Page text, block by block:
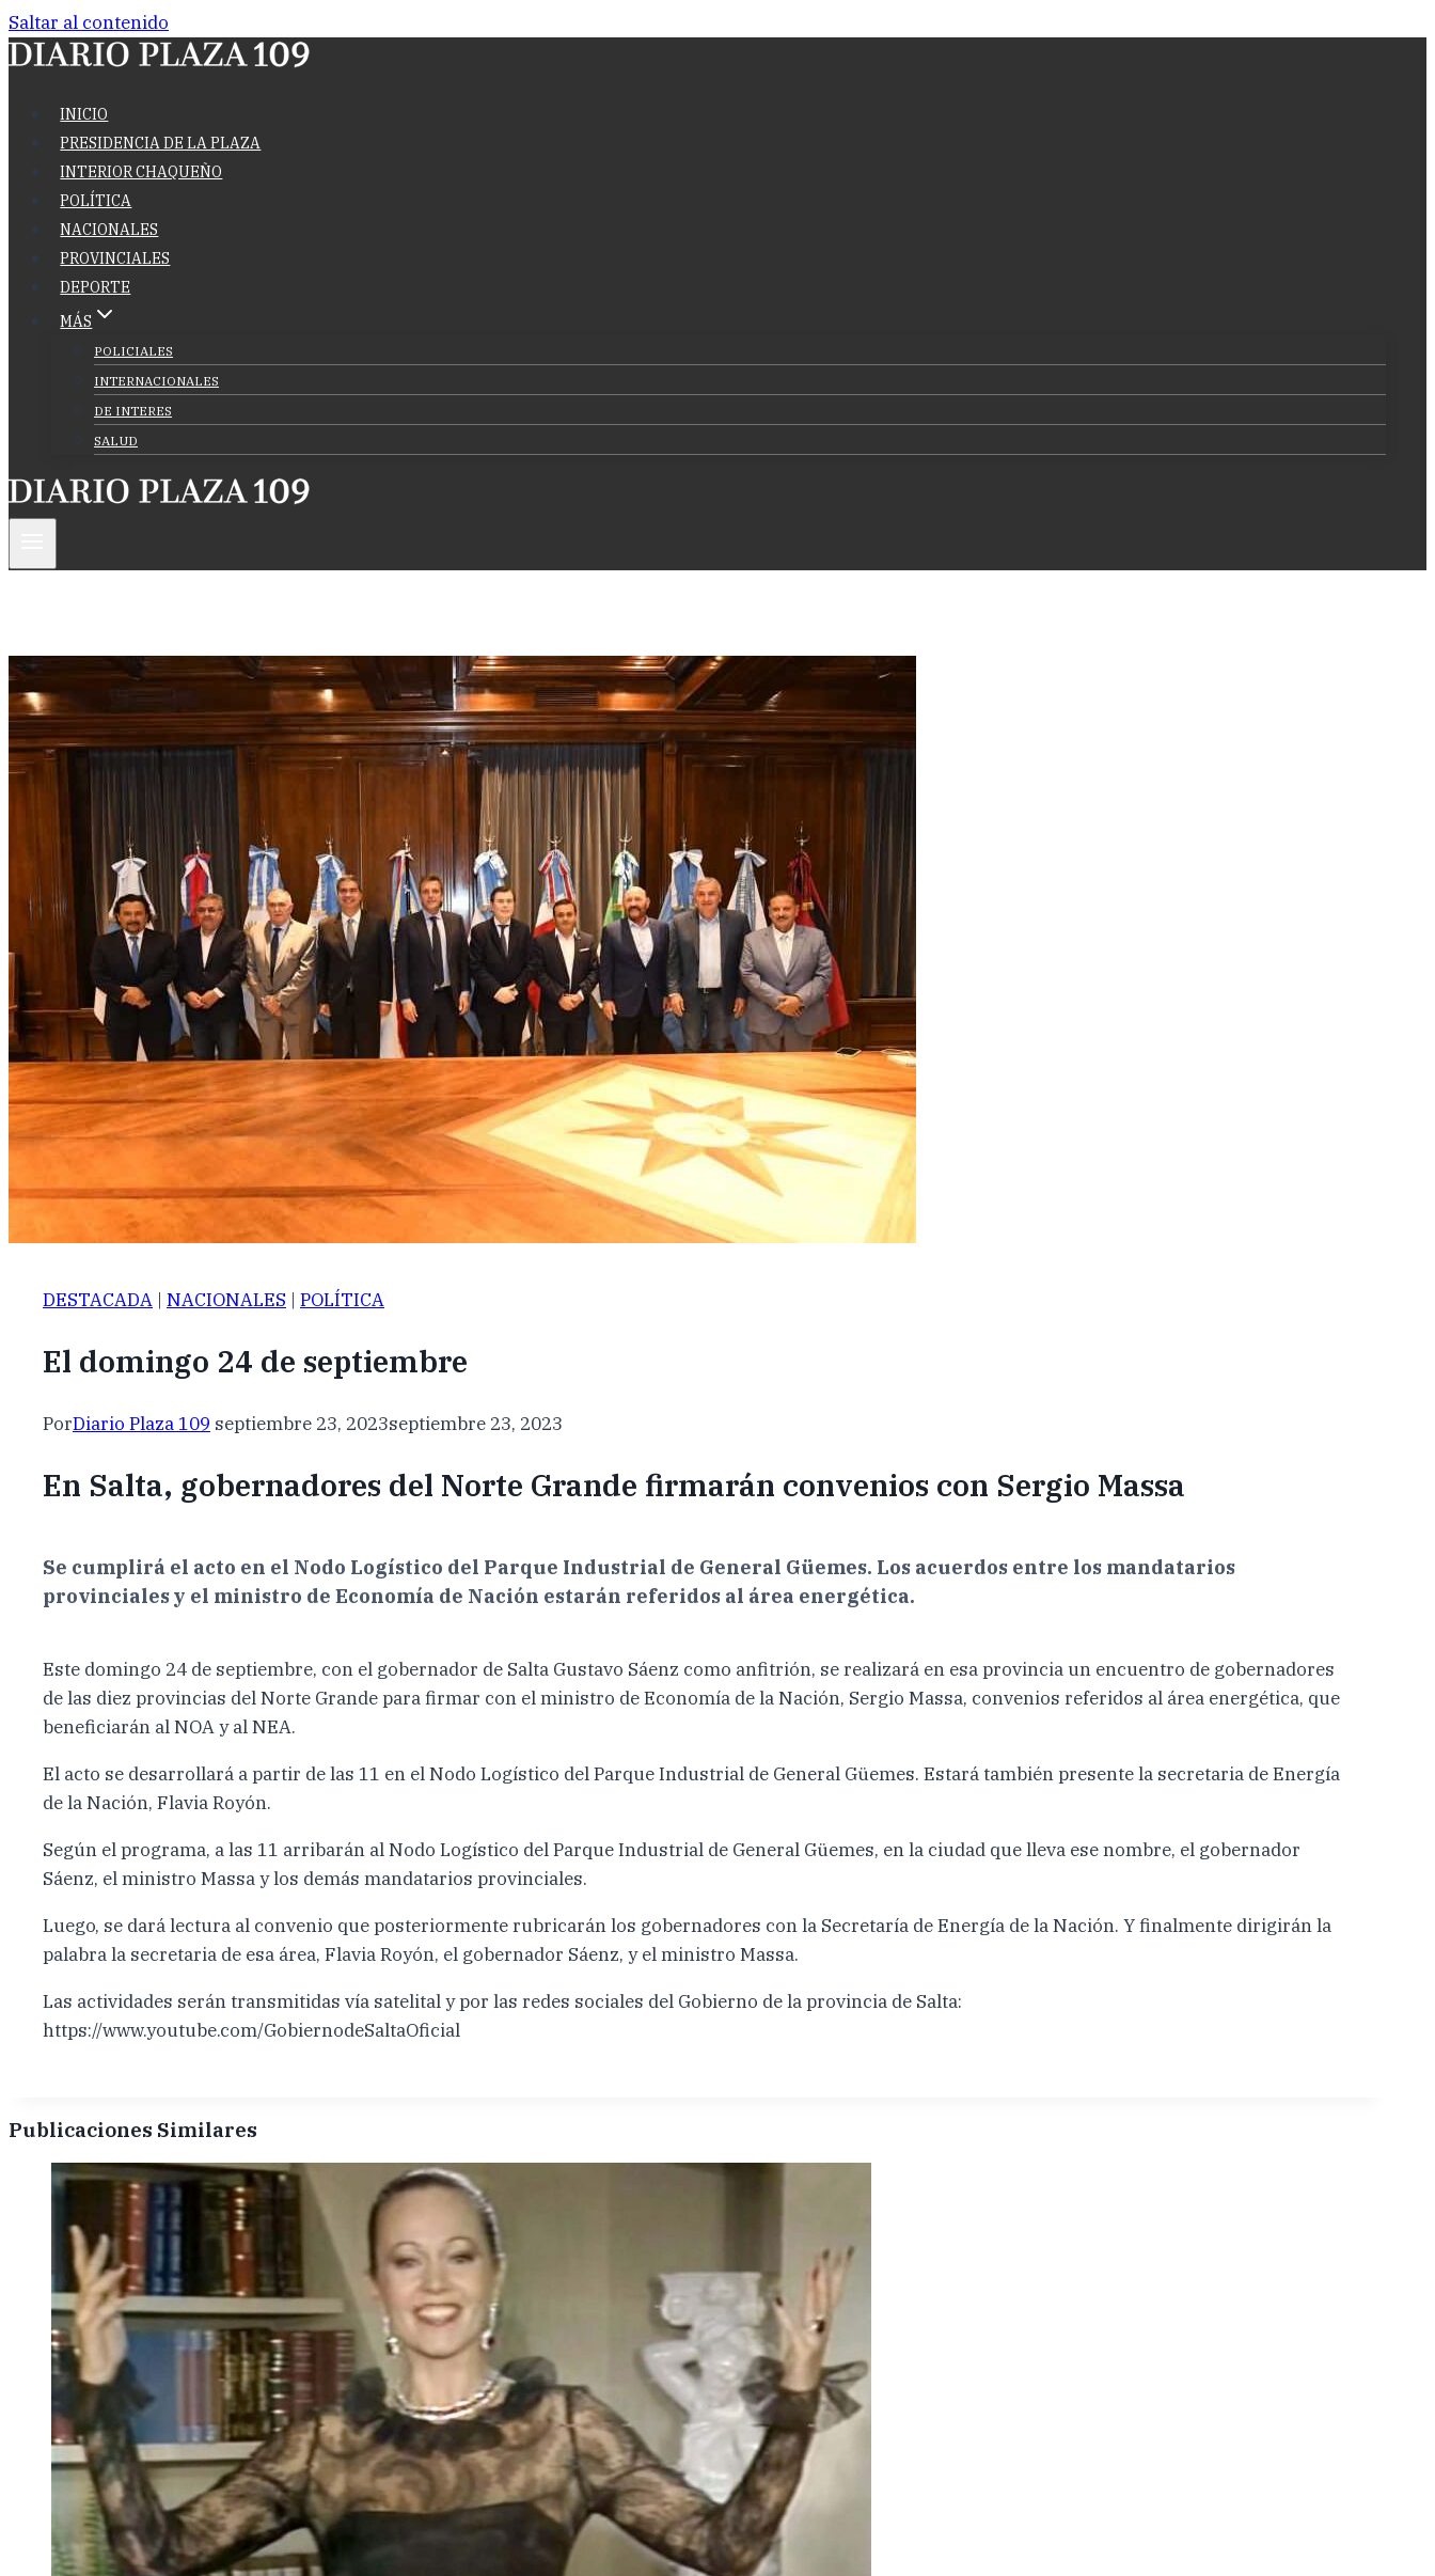
Saltar al contenido
INICIO
PRESIDENCIA DE LA PLAZA
INTERIOR CHAQUEÑO
POLÍTICA
NACIONALES
PROVINCIALES
DEPORTE
MÁS
POLICIALES
INTERNACIONALES
DE INTERES
SALUD
DESTACADA | NACIONALES | POLÍTICA
El domingo 24 de septiembre
PorDiario Plaza 109 septiembre 23, 2023septiembre 23, 2023
En Salta, gobernadores del Norte Grande firmarán convenios con Sergio Massa
Se cumplirá el acto en el Nodo Logístico del Parque Industrial de General Güemes. Los acuerdos entre los mandatarios
provinciales y el ministro de Economía de Nación estarán referidos al área energética.
Este domingo 24 de septiembre, con el gobernador de Salta Gustavo Sáenz como anfitrión, se realizará en esa provincia un encuentro de gobernadores
de las diez provincias del Norte Grande para firmar con el ministro de Economía de la Nación, Sergio Massa, convenios referidos al área energética, que
beneficiarán al NOA y al NEA.
El acto se desarrollará a partir de las 11 en el Nodo Logístico del Parque Industrial de General Güemes. Estará también presente la secretaria de Energía
de la Nación, Flavia Royón.
Según el programa, a las 11 arribarán al Nodo Logístico del Parque Industrial de General Güemes, en la ciudad que lleva ese nombre, el gobernador
Sáenz, el ministro Massa y los demás mandatarios provinciales.
Luego, se dará lectura al convenio que posteriormente rubricarán los gobernadores con la Secretaría de Energía de la Nación. Y finalmente dirigirán la
palabra la secretaria de esa área, Flavia Royón, el gobernador Sáenz, y el ministro Massa.
Las actividades serán transmitidas vía satelital y por las redes sociales del Gobierno de la provincia de Salta:
https://www.youtube.com/GobiernodeSaltaOficial
Publicaciones Similares